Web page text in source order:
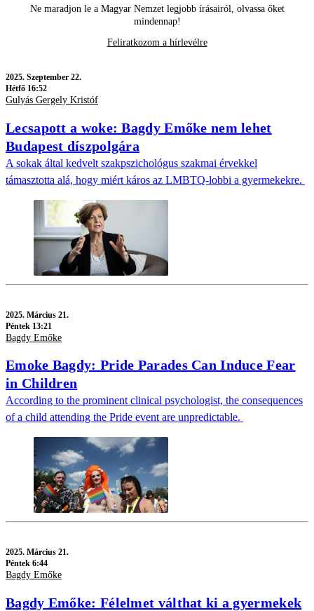
Ne maradjon le a Magyar Nemzet legjobb írásairól, olvassa őket
mindennap!
Feliratkozom a hírlevélre
2025. Szeptember 22.
Hétfő 16:52
Gulyás Gergely Kristóf
Lecsapott a woke: Bagdy Emőke nem lehet
Budapest díszpolgára
A sokak által kedvelt szakpszichológus szakmai érvekkel
támasztotta alá, hogy miért káros az LMBTQ-lobbi a gyermekekre.
2025. Március 21.
Péntek 13:21
Bagdy Emőke
Emoke Bagdy: Pride Parades Can Induce Fear
in Children
According to the prominent clinical psychologist, the consequences
of a child attending the Pride event are unpredictable.
2025. Március 21.
Péntek 6:44
Bagdy Emőke
Bagdy Emőke: Félelmet válthat ki a gyermekek